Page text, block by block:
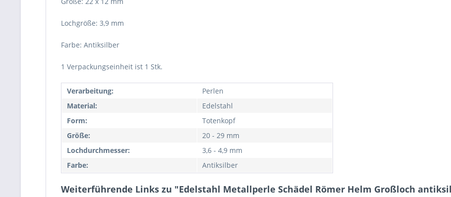
Lochgröße: 3,9 mm
Farbe: Antiksilber
1 Verpackungseinheit ist 1 Stk.
Verarbeitung:
Perlen
Material:
Edelstahl
Form:
Totenkopf
Größe:
20 - 29 mm
Lochdurchmesser:
3,6 - 4,9 mm
Farbe:
Antiksilber
Weiterführende Links zu "Edelstahl Metallperle Schädel Römer Helm Großloch